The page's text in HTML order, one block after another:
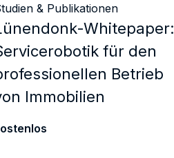
& Publikationen
Whitepaper:
für den
Betrieb
Immobilien